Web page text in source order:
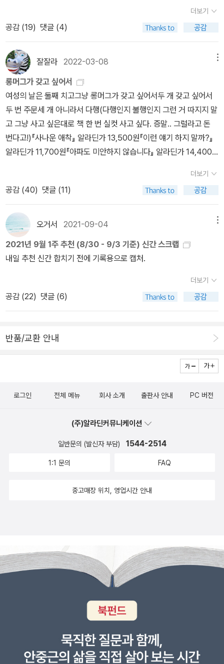
가을은 모두 살찌우는 볕이고, 봄은 모두 깨우는 빛입니다. 겨울은 모
두 꿈꾸는 밭이고, 여름은 모두 노래하는 별입니다. 철마다 다른 결을
헤아립니다. ‘이름없는(무명)’ 사람은 없듯, ‘들꽃같은’ 사람이나 ‘들
풀같은’ 사람이 있고, ‘바다같’거나 ‘하늘같’거나 ‘숲같은’ 사람이 있습
니다. ㅊ이라는 닿소리를 혀에 얹으며 ‘철’을 생각합니다. 철마나 찬찬
히 착하게 초롱초롱 읽습니다.ㅅㄴㄹ《죽고 싶지만 살고 싶어서》(장
화와 열 사람, 글항아리, 2021.9.3.)《숨을 참는 아이》(뱅상 자뷔스
글·이폴리트 그림/김현아 옮김, 한울림스페셜, 2022.3.21.)《아무튼,
순정만화》(이마루, 코난북스, 2020.2.1.)※ 글쓴이숲노래(최종규) :
우리말꽃(국어사전)을 씁니다. “말꽃 짓는 책숲, 숲노래”라는 이름으
로 시골인 전남 고흥에서 서재도서관·책박물관을 꾸리는 사람. ‘보리
전》, 《새로 쓰는 겹말 꾸러미 사전》, 《새로 쓰는 우리말 꾸러미 사
리말 글쓰기 사전》, 《이오덕 마음 읽기》, 《시골에서 살림 짓는 즐거
움》, 《마을에서 살려낸 우리말》, 《읽는 우리말 사전 1·2·3》 들을 썼습
니다. blog.naver.com/hbooklove
일그러졌다. 싸움터에서 중대장이나 윗내기(고참)란 놈들이 두들겨
팰 적마다 ‘죽음 아닌 삶’을 마음으로 그렸기에 오늘까지 살아왔다.ㅅ
짓는 책숲, 숲노래”라는 이름으로 시골인 전남 고흥에서 서재도서관·
책박물관을 꾸리는 사람. ‘보리 국어사전’ 편집장을 맡았고, ‘이오덕
어른 유고’를 갈무리했습니다. 《쉬운 말이 평화》, 《곁말》, 《곁책》,
《새로 쓰는 비슷한말 꾸러미 사전》, 《새로 쓰는 겹말 꾸러미 사전》,
《새로 쓰는 우리말 꾸러미 사전》, 《책숲마실》, 《우리말 수수께끼 동
시》, 《우리말 동시 사전》, 《우리말 글쓰기 사전》, 《이오덕 마음 읽
기》, 《시골에서 살림 짓는 즐거움》, 《마을에서 살려낸 우리말》, 《읽
는 우리말 사전 1·2·3》 들을 썼습니다. blog.naver.com/hbooklov
더보기
공감 (19) 댓글 (4)
잘잘라 2022-03-08
롱머그가 갖고 싶어서
여성의 날은 둘째 치고그냥 롱머그가 갖고 싶어서두 개 갖고 싶어서
두 번 주문세 개 아니라서 다행(다행인지 불행인지 그런 거 따지지 말
고 그냥 사고 싶은대로 책 한 번 실컷 사고 싶다. 증말.. 그럴라고 돈
번다고!)『사나운 애착』 알라딘가 13,500원『이런 얘기 하지 말까?』
알라딘가 11,700원『아파도 미안하지 않습니다』 알라딘가 14,400
들』 알라딘가 15,300원『헤어지자고 했을 뿐입니다』 알라딘가 13,5
00원『죽고 싶지만 살고 싶어서』 알라딘가 13,500원『우리는 다 태
워버릴 것이다』 34,200원 일단 이렇게 골랐다.대상도서 포함해서 2
만 원 이상 국내도서를 주문하면 롱머그를 하나 살 수 있다는 조건이
다. 롱머그를 두 개 살 수 있도록 두 번 나눠서 주문하고 나머지는 도
서관에서 보도록! 언젠가 ♬언젠가는 우리 다시 만나리이~ 어디로
가는지 아무도 모르지만~ (난 알아요)『사나운 애착』을 먼저 골랐다.
분홍색 클립보드도 갖고 싶어서!『사나운 애착』+『기분 가게』+『바다
의 숲』+『고객이 기업에게 원하는 단 한 가지』+『본투리드 트윈링 수
계속해.그럼 다음 건 니가 골라.-그래? 그럴까? 그러지 뭐. 그럼 난
비싸. 돈 없어. 돈은 없지만! 카드는 있지롱~ ㅋㅋㅋ 사! 다 사!-근데
제목이 좀 그렇네.왜? 뭐가?-아니 산불.. 산불 꺼지면 그때 살까?아
니 얘가 지금 뭐래니?그 산불 니가 냈니?산불 난 거랑 지금 이게 무슨
미안하지 않습니다』쪼다같은 말 좀 그만 하라고 쫌!!!아무튼 여차저차
더보기
공감 (40) 댓글 (11)
오거서 2021-09-04
2021년 9월 1주 추천 (8/30 - 9/3 기준) 신간 스크랩
내일 추천 신간 합치기 전에 기록용으로 캡처.
더보기
공감 (22) 댓글 (6)
반품/교환 안내
로그인 전체 메뉴 회사 소개 출판사 안내 PC 버전
(주)알라딘커뮤니케이션
일반문의 (발신자 부담) 1544-2514
1:1 문의 FAQ
중고매장 위치, 영업시간 안내